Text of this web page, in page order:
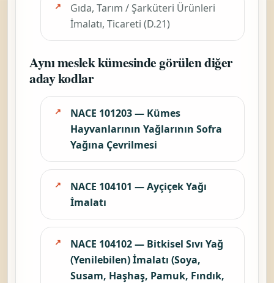
Gıda, Tarım / Şarküteri Ürünleri
İmalatı, Ticareti (D.21)
Aynı meslek kümesinde görülen diğer
aday kodlar
NACE 101203 — Kümes
Hayvanlarının Yağlarının Sofra
Yağına Çevrilmesi
NACE 104101 — Ayçiçek Yağı
İmalatı
NACE 104102 — Bitkisel Sıvı Yağ
(Yenilebilen) İmalatı (Soya,
Susam, Haşhaş, Pamuk, Fındık,